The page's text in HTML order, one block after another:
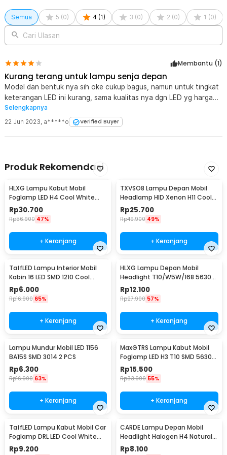
terhindar dari kerusakan kelistrikan.
Kelengkapan Produk
Rincian yang Anda dapatkan untuk pembelian produk ini:
Lumens Canbus 1W - 8SMD
Semua 5 (0) 4 (1 ) 3 (0) 2 (0) 1 (0)
Cari Ulasan
Membantu (1)
Kurang terang untuk lampu senja depan
Model dan bentuk nya sih oke cukup bagus, namun untuk tingkat
keterangan LED ini kurang, sama kualitas nya dgn LED yg harga
2000 perak, saya pakai untuk lampu senja, cuman nyala cukup,
mending beli LED yang Novsight harga 20rebu, harga ngga
bohong sih. LED ini mending di pakai untuk lampu senja rem posisi
chip. Sekian semoga membantu.
Selengkapnya
22 Jun 2023, a*****o Verified Buyer
Produk Rekomendasi
HLXG Lampu Kabut Mobil
Foglamp LED H4 Cool White
8000K 7.5W 1 PCS - MA355
Rp30.700
Rp56.900 47%
+ Keranjang
TXVSO8 Lampu Depan Mobil
Headlamp HID Xenon H11 Cool
White 12V 35W - XG2
Rp25.700
Rp49.900 49%
+ Keranjang
TaffLED Lampu Interior Mobil
Kabin 16 LED SMD 1210 Cool
White 2 PCS - BA11S
Rp6.000
Rp16.900 65%
+ Keranjang
HLXG Lampu Depan Mobil
Headlight T10/W5W/168 5630
Cool White 5W 2 PCS
Rp12.100
Rp27.900 57%
+ Keranjang
Lampu Mundur Mobil LED 1156
BA15S SMD 3014 2 PCS
Rp6.300
Rp16.900 63%
+ Keranjang
MaxGTRS Lampu Kabut Mobil
Foglamp LED H3 T10 SMD 5630
Cool White 2 PCS - SMDWB
Rp15.500
Rp33.900 55%
+ Keranjang
TaffLED Lampu Kabut Mobil Car
Foglamp DRL LED Cool White
12V 8W 1 PCS - QC
Rp9.200
CARDE Lampu Depan Mobil
Headlight Halogen H4 Natural
White 100/90W 1PC - P43T
Rp8.100